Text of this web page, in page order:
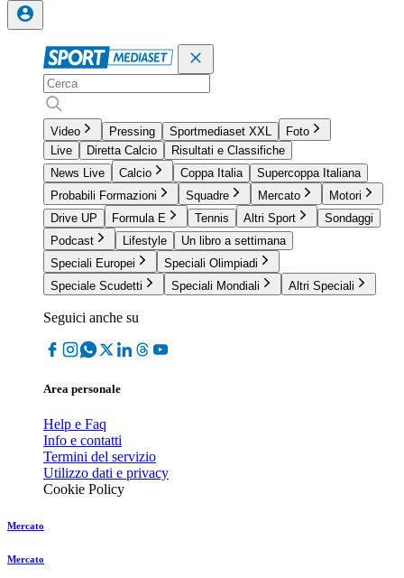
Video Pressing Sportmediaset XXL
Foto
Live
Diretta Calcio
Risultati e Classifiche
News Live
Calcio Coppa Italia
Supercoppa Italiana
Probabili Formazioni
Squadre Mercato
Motori
Drive UP
Formula E Tennis Altri Sport
Sondaggi
Podcast
Lifestyle
Un libro a settimana
Speciali Europei
Speciali Olimpiadi
Speciale Scudetti
Speciali Mondiali Altri Speciali
Seguici anche su
Area personale
Help e Faq
Info e contatti
Termini del servizio
Utilizzo dati e privacy
Cookie Policy
Mercato
Mercato